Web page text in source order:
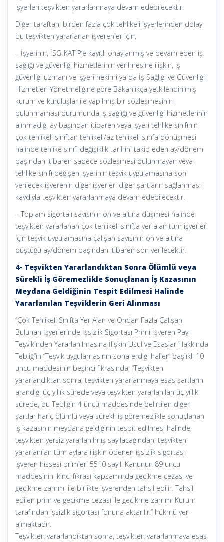
işyerleri teşvikten yararlanmaya devam edebilecektir.
Diğer taraftan, birden fazla çok tehlikeli işyerlerinden dolayı
bu teşvikten yararlanan işverenler için;
– İşyerinin, İSG-KATİP’e kayıtlı onaylanmış ve devam eden iş
sağlığı ve güvenliği hizmetlerinin verilmesine ilişkin, iş
güvenliği uzmanı ve işyeri hekimi ya da İş Sağlığı ve Güvenliği
Hizmetleri Yönetmeliğine göre Bakanlıkça yetkilendirilmiş
kurum ve kuruluşlar ile yapılmış bir sözleşmesinin
bulunmaması durumunda iş sağlığı ve güvenliği hizmetlerinin
alınmadığı ay başından itibaren veya işyeri tehlike sınıfının
çok tehlikeli sınıftan tehlikeli/az tehlikeli sınıfa dönüşmesi
halinde tehlike sınıfı değişiklik tarihini takip eden ay/dönem
başından itibaren sadece sözleşmesi bulunmayan veya
tehlike sınıfı değişen işyerinin teşvik uygulamasına son
verilecek işverenin diğer işyerleri diğer şartların sağlanması
kaydıyla teşvikten yararlanmaya devam edebilecektir.
– Toplam sigortalı sayısının on ve altına düşmesi halinde
teşvikten yararlanan çok tehlikeli sınıfta yer alan tüm işyerleri
için teşvik uygulamasına çalışan sayısının on ve altına
düştüğü ay/dönem başından itibaren son verilecektir.
4- Teşvikten Yararlandıktan Sonra Ölümlü veya
Sürekli İş Göremezlikle Sonuçlanan İş Kazasının
Meydana Geldiğinin Tespit Edilmesi Halinde
Yararlanılan Teşviklerin Geri Alınması
“Çok Tehlikeli Sınıfta Yer Alan ve Ondan Fazla Çalışanı
Bulunan İşyerlerinde İşsizlik Sigortası Primi İşveren Payı
Teşvikinden Yararlanılmasına İlişkin Usul ve Esaslar Hakkında
Tebliğ”in “Teşvik uygulamasının sona erdiği haller” başlıklı 10
uncu maddesinin beşinci fıkrasında; “Teşvikten
yararlandıktan sonra, teşvikten yararlanmaya esas şartların
arandığı üç yıllık sürede veya teşvikten yararlanılan üç yıllık
sürede, bu Tebliğin 4 üncü maddesinde belirtilen diğer
şartlar hariç ölümlü veya sürekli iş göremezlikle sonuçlanan
iş kazasının meydana geldiğinin tespit edilmesi halinde,
teşvikten yersiz yararlanılmış sayılacağından, teşvikten
yararlanılan tüm aylara ilişkin ödenen işsizlik sigortası
işveren hissesi primleri 5510 sayılı Kanunun 89 uncu
maddesinin ikinci fıkrası kapsamında gecikme cezası ve
gecikme zammı ile birlikte işverenden tahsil edilir. Tahsil
edilen prim ve gecikme cezası ile gecikme zammı Kurum
tarafından işsizlik sigortası fonuna aktarılır.” hükmü yer
almaktadır.
Teşvikten yararlandıktan sonra, teşvikten yararlanmaya esas